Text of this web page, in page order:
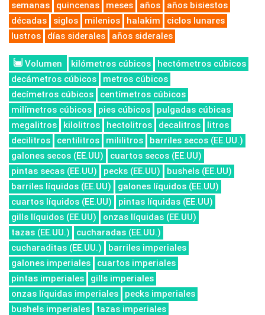
semanas
quincenas meses años
años bisiestos
décadas
siglos milenios halakim
ciclos lunares
lustros
días siderales años siderales
Volumen kilómetros cúbicos
hectómetros cúbicos
decámetros cúbicos
metros cúbicos
decímetros cúbicos
centímetros cúbicos
milímetros cúbicos
pies cúbicos
pulgadas cúbicas
megalitros
kilolitros hectolitros decalitros
litros
decilitros
centilitros mililitros
barriles secos (EE.UU.)
galones secos (EE.UU)
cuartos secos (EE.UU)
pintas secas (EE.UU)
pecks (EE.UU)
bushels (EE.UU)
barriles líquidos (EE.UU)
galones líquidos (EE.UU)
cuartos líquidos (EE.UU)
pintas líquidas (EE.UU)
gills líquidos (EE.UU)
onzas líquidas (EE.UU)
tazas (EE.UU.)
cucharadas (EE.UU.)
cucharaditas (EE.UU.)
barriles imperiales
galones imperiales
cuartos imperiales
pintas imperiales
gills imperiales
onzas líquidas imperiales
pecks imperiales
bushels imperiales
tazas imperiales